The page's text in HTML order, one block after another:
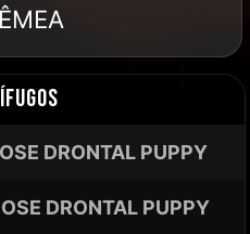
DRONTAL PUPPY
DRONTAL PUPPY